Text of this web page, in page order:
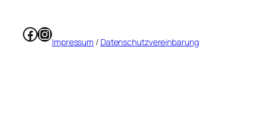
Facebook
Instagram
Impressum / Datenschutzvereinbarung